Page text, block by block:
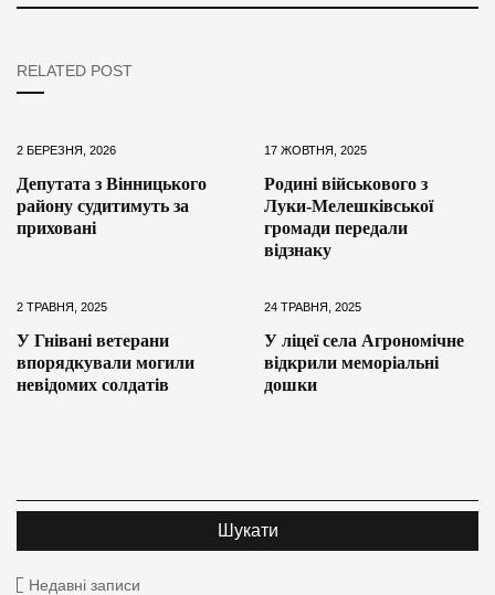
RELATED POST
2 БЕРЕЗНЯ, 2026
Депутата з Вінницького
району судитимуть за
приховані
17 ЖОВТНЯ, 2025
Родині військового з
Луки-Мелешківської
громади передали
відзнаку
2 ТРАВНЯ, 2025
У Гнівані ветерани
впорядкували могили
невідомих солдатів
24 ТРАВНЯ, 2025
У ліцеї села Агрономічне
відкрили меморіальні
дошки
Недавні записи